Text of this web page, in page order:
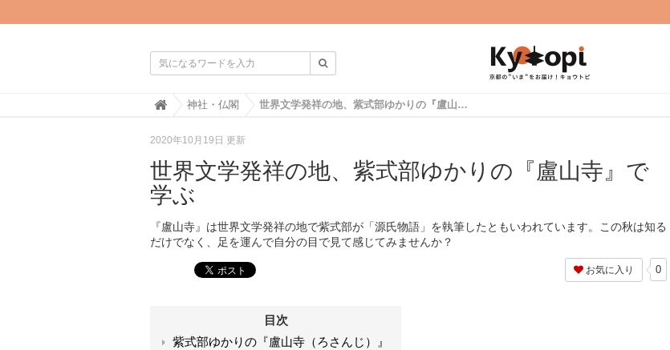
H
e
神社・仏閣 世界文学発祥の地、紫式部ゆかりの『盧山寺』で学ぶ
2020年10月19日 更新
世界文学発祥の地、紫式部ゆかりの『盧山寺』で
学ぶ
『盧山寺』は世界文学発祥の地で紫式部が「源氏物語」を執筆したともいわれています。この秋は知る
だけでなく、足を運んで自分の目で見て感じてみませんか？
お気に入り 0
目次
紫式部ゆかりの『盧山寺（ろさんじ）』